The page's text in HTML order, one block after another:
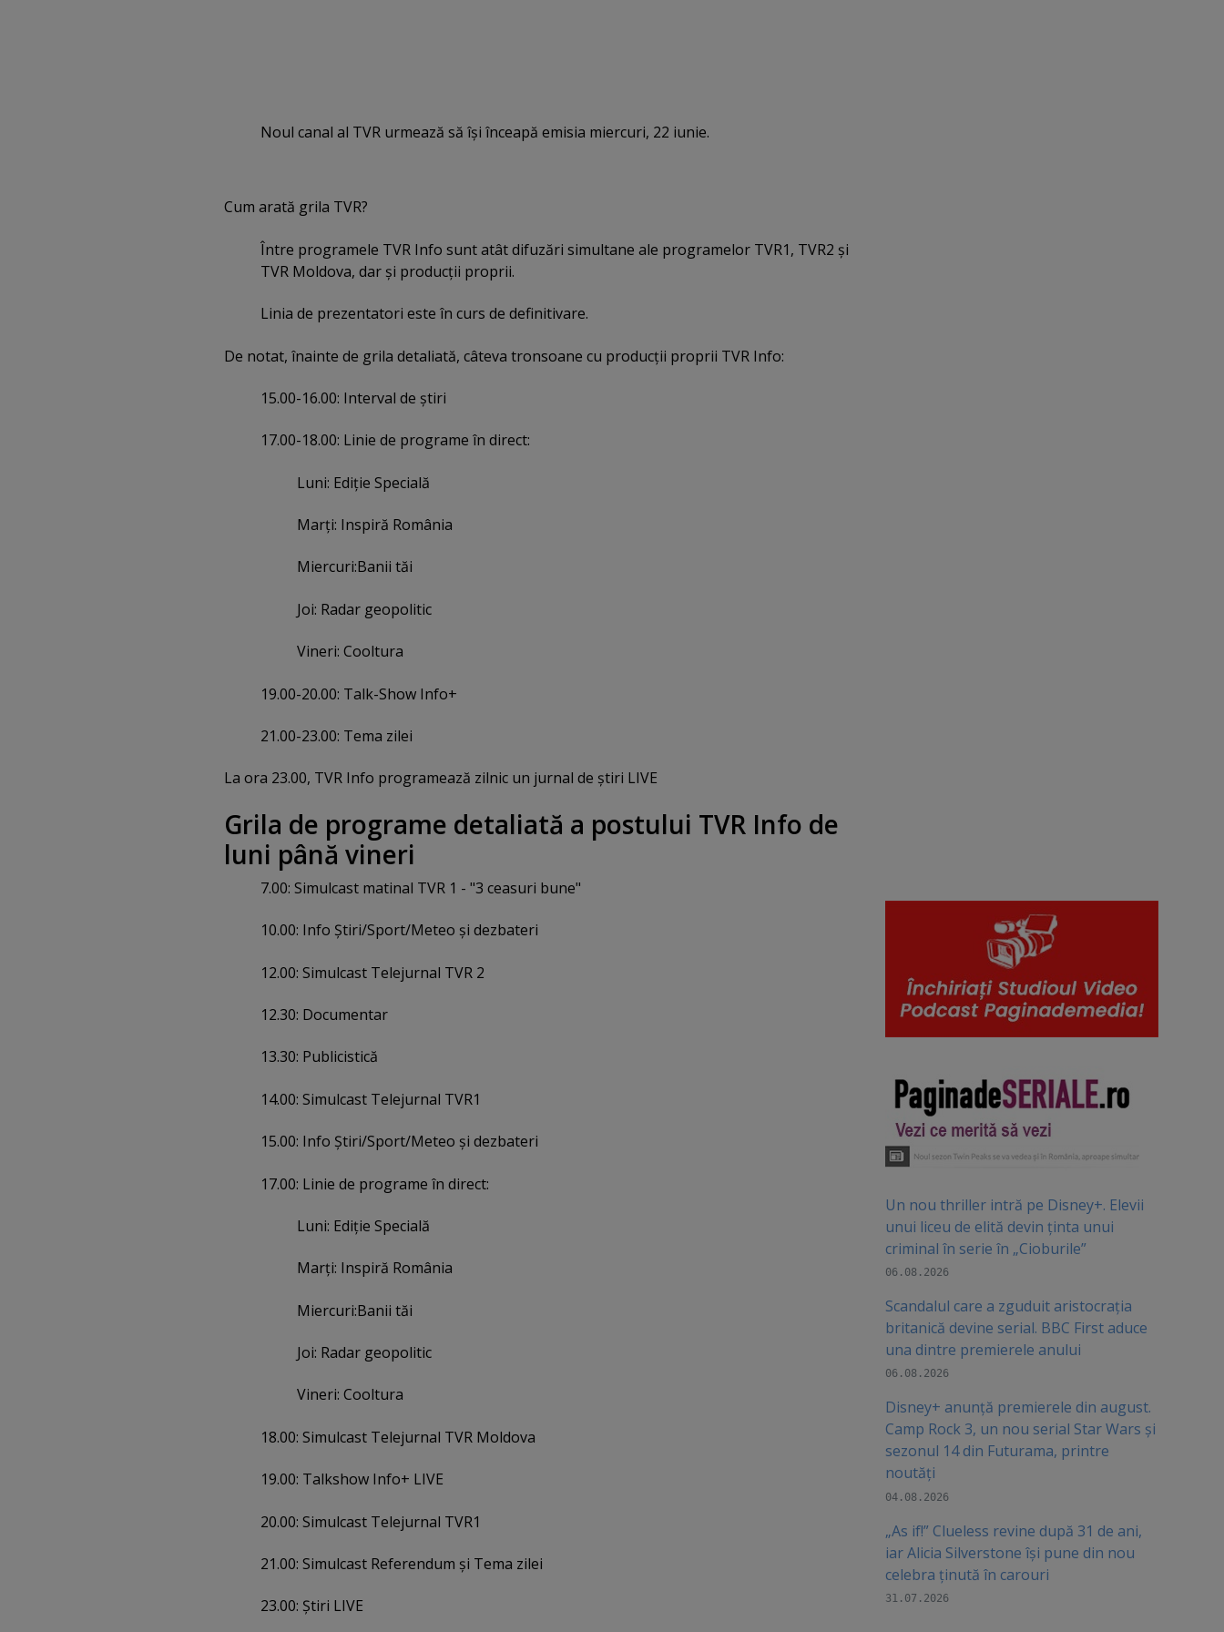
Noul canal al TVR urmează să îşi înceapă emisia miercuri, 22 iunie.
Cum arată grila TVR?
Între programele TVR Info sunt atât difuzări simultane ale programelor TVR1, TVR2 şi
TVR Moldova, dar şi producţii proprii.
Linia de prezentatori este în curs de definitivare.
De notat, înainte de grila detaliată, câteva tronsoane cu producţii proprii TVR Info:
15.00-16.00: Interval de ştiri
17.00-18.00: Linie de programe în direct:
Luni: Ediţie Specială
Marţi: Inspiră România
Miercuri:Banii tăi
Joi: Radar geopolitic
Vineri: Cooltura
19.00-20.00: Talk-Show Info+
21.00-23.00: Tema zilei
La ora 23.00, TVR Info programează zilnic un jurnal de ştiri LIVE
Grila de programe detaliată a postului TVR Info de
luni până vineri
7.00: Simulcast matinal TVR 1 - "3 ceasuri bune"
10.00: Info Ştiri/Sport/Meteo şi dezbateri
12.00: Simulcast Telejurnal TVR 2
12.30: Documentar
13.30: Publicistică
14.00: Simulcast Telejurnal TVR1
15.00: Info Ştiri/Sport/Meteo şi dezbateri
17.00: Linie de programe în direct:
Luni: Ediţie Specială
Marţi: Inspiră România
Miercuri:Banii tăi
Joi: Radar geopolitic
Vineri: Cooltura
18.00: Simulcast Telejurnal TVR Moldova
19.00: Talkshow Info+ LIVE
20.00: Simulcast Telejurnal TVR1
21.00: Simulcast Referendum şi Tema zilei
23.00: Ştiri LIVE
Un nou thriller intră pe Disney+. Elevii
unui liceu de elită devin ținta unui
criminal în serie în „Cioburile”
06.08.2026
Scandalul care a zguduit aristocrația
britanică devine serial. BBC First aduce
una dintre premierele anului
06.08.2026
Disney+ anunță premierele din august.
Camp Rock 3, un nou serial Star Wars și
sezonul 14 din Futurama, printre
noutăți
04.08.2026
„As if!” Clueless revine după 31 de ani,
iar Alicia Silverstone își pune din nou
celebra ținută în carouri
31.07.2026